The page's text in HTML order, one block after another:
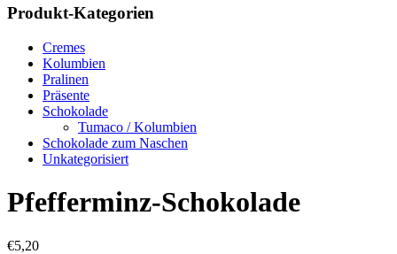
Produkt-Kategorien
Cremes
Kolumbien
Pralinen
Präsente
Schokolade
Tumaco / Kolumbien
Schokolade zum Naschen
Unkategorisiert
Pfefferminz-Schokolade
€5,20